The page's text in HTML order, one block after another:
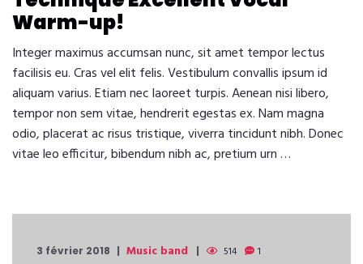
Warm-up!
Integer maximus accumsan nunc, sit amet tempor lectus
facilisis eu. Cras vel elit felis. Vestibulum convallis ipsum id
aliquam varius. Etiam nec laoreet turpis. Aenean nisi libero,
tempor non sem vitae, hendrerit egestas ex. Nam magna
odio, placerat ac risus tristique, viverra tincidunt nibh. Donec
vitae leo efficitur, bibendum nibh ac, pretium urn …
3 février 2018 Music band 514 1